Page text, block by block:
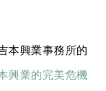
本興業事務所的
興業的完美危機